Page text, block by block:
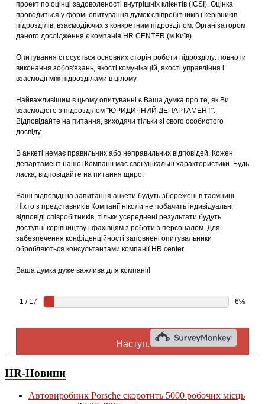
HR-Новини
Автовиробник Porsche скоротить 5000 робочих місць